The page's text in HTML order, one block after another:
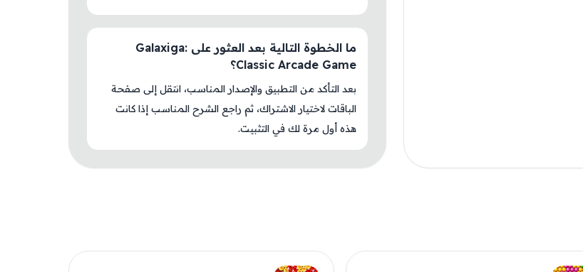
ما الخطوة التالية بعد العثور على Galaxiga:
Classic Arcade Game؟
بعد التأكد من التطبيق والإصدار المناسب، انتقل إلى صفحة
الباقات لاختيار الاشتراك، ثم راجع الشرح المناسب إذا كانت
هذه أول مرة لك في التثبيت.